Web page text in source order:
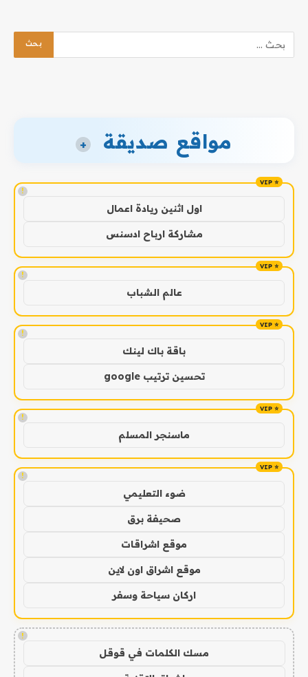
مواقع صديقة +
!
اول اثنين ريادة اعمال
مشاركة ارباح ادسنس
!
عالم الشباب
!
باقة باك لينك
تحسين ترتيب google
!
ماسنجر المسلم
!
ضوء التعليمي
صحيفة برق
موقع اشراقات
موقع اشراق اون لاين
اركان سياحة وسفر
!
مسك الكلمات في قوقل